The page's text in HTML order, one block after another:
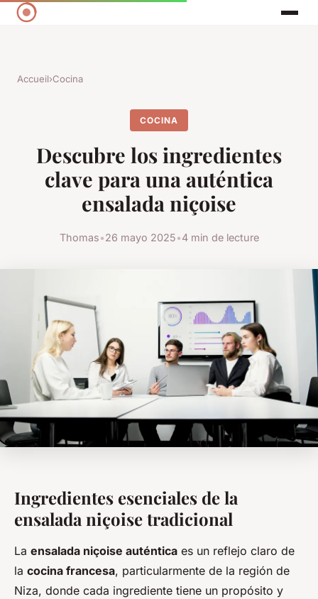
Accueil›Cocina
COCINA
Descubre los ingredientes
clave para una auténtica
ensalada niçoise
Thomas•26 mayo 2025•4 min de lecture
Ingredientes esenciales de la
ensalada niçoise tradicional
La ensalada niçoise auténtica es un reflejo claro de
la cocina francesa, particularmente de la región de
Niza, donde cada ingrediente tiene un propósito y